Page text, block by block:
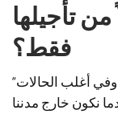
من تأجيلها
فقط؟
“قد تلعب العديد من الأسباب دوراً في ذلك، وفي أغلب الحالات
نكون خارج مدننا